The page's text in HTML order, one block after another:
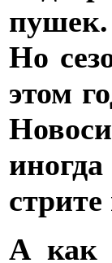
пушек.
Но
этом
стрите
А как